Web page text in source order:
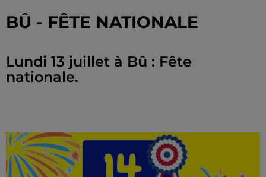
BÛ - FÊTE NATIONALE
Lundi 13 juillet à Bû : Fête
nationale.